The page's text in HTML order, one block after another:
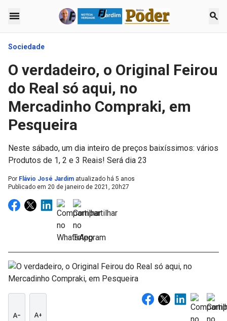
menu search
Sociedade
O verdadeiro, o Original Feirou
do Real só aqui, no
Mercadinho Compraki, em
Pesqueira
Neste sábado, um dia inteiro de preços baixíssimos: vários
Produtos de 1, 2 e 3 Reais! Será dia 23
Por Flávio José Jardim atualizado há 5 anos
Publicado em 20 de janeiro de 2021, 20h27
text_decrease text_increase